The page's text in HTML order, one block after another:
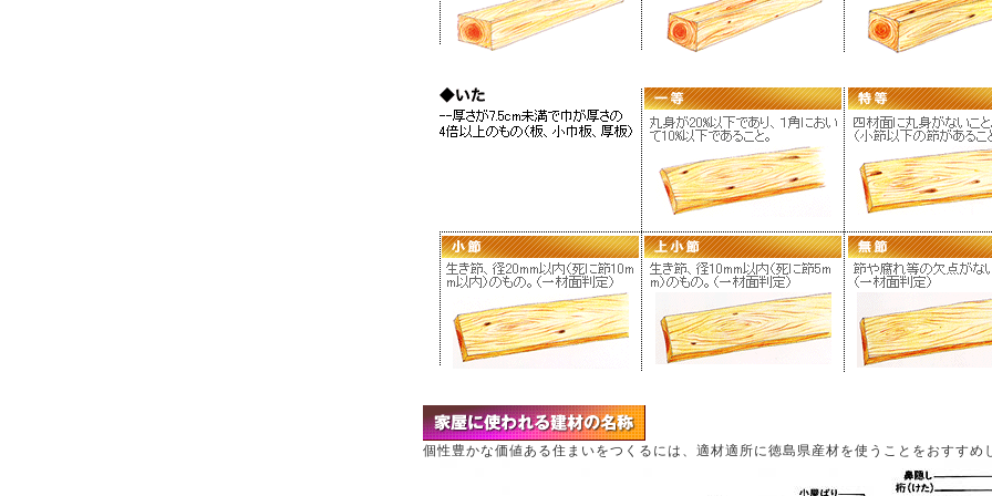
個性豊かな価値ある住まいをつくるには、適材適所に徳島県産材を使うことをおすすめ